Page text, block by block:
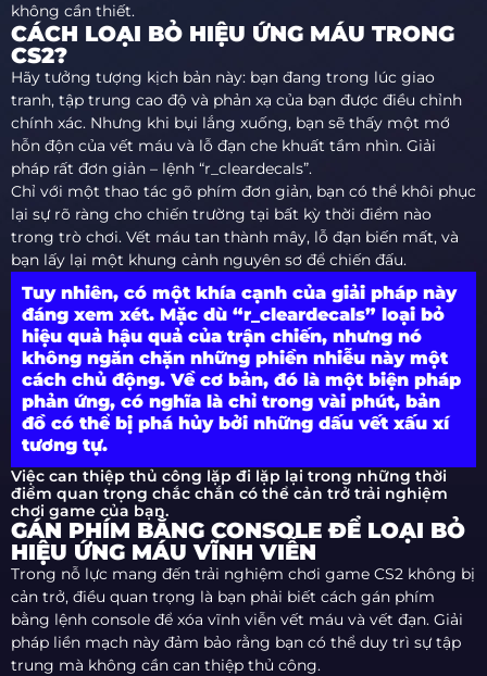
không cần thiết.
CÁCH LOẠI BỎ HIỆU ỨNG MÁU TRONG
CS2?
Hãy tưởng tượng kịch bản này: bạn đang trong lúc giao
tranh, tập trung cao độ và phản xạ của bạn được điều chỉnh
chính xác. Nhưng khi bụi lắng xuống, bạn sẽ thấy một mớ
hỗn độn của vết máu và lỗ đạn che khuất tầm nhìn. Giải
pháp rất đơn giản – lệnh “r_cleardecals”.
Chỉ với một thao tác gõ phím đơn giản, bạn có thể khôi phục
lại sự rõ ràng cho chiến trường tại bất kỳ thời điểm nào
trong trò chơi. Vết máu tan thành mây, lỗ đạn biến mất, và
bạn lấy lại một khung cảnh nguyên sơ để chiến đấu.
Tuy nhiên, có một khía cạnh của giải pháp này
đáng xem xét. Mặc dù “r_cleardecals” loại bỏ
hiệu quả hậu quả của trận chiến, nhưng nó
không ngăn chặn những phiền nhiễu này một
cách chủ động. Về cơ bản, đó là một biện pháp
phản ứng, có nghĩa là chỉ trong vài phút, bản
đồ có thể bị phá hủy bởi những dấu vết xấu xí
tương tự.
Việc can thiệp thủ công lặp đi lặp lại trong những thời
điểm quan trọng chắc chắn có thể cản trở trải nghiệm
chơi game của bạn.
GÁN PHÍM BẰNG CONSOLE ĐỂ LOẠI BỎ
HIỆU ỨNG MÁU VĨNH VIỄN
Trong nỗ lực mang đến trải nghiệm chơi game CS2 không bị
cản trở, điều quan trọng là bạn phải biết cách gán phím
bằng lệnh console để xóa vĩnh viễn vết máu và vết đạn. Giải
pháp liền mạch này đảm bảo rằng bạn có thể duy trì sự tập
trung mà không cần can thiệp thủ công.